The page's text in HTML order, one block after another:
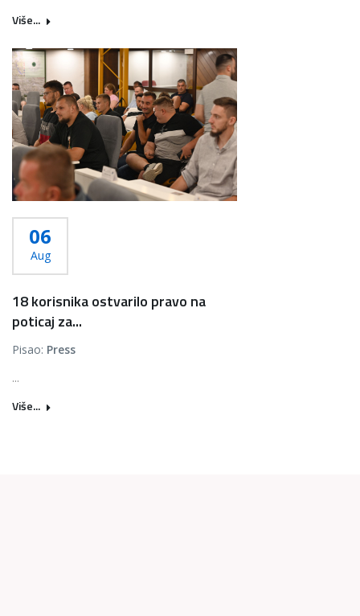
Više...
06
Aug
18 korisnika ostvarilo pravo na
poticaj za...
Pisao: Press
...
Više...